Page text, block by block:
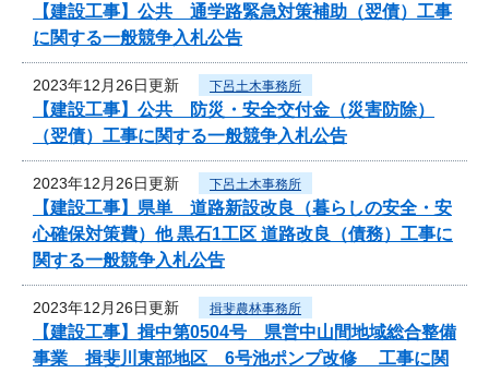
【建設工事】公共 通学路緊急対策補助（翌債）工事
に関する一般競争入札公告
2023年12月26日更新 下呂土木事務所
【建設工事】公共 防災・安全交付金（災害防除）
（翌債）工事に関する一般競争入札公告
2023年12月26日更新 下呂土木事務所
【建設工事】県単 道路新設改良（暮らしの安全・安
心確保対策費）他 黒石1工区 道路改良（債務）工事に
関する一般競争入札公告
2023年12月26日更新 揖斐農林事務所
【建設工事】揖中第0504号 県営中山間地域総合整備
事業 揖斐川東部地区 6号池ポンプ改修 工事に関